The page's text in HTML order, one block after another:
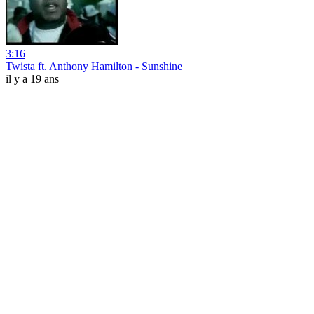
3:16
Twista ft. Anthony Hamilton - Sunshine
il y a 19 ans